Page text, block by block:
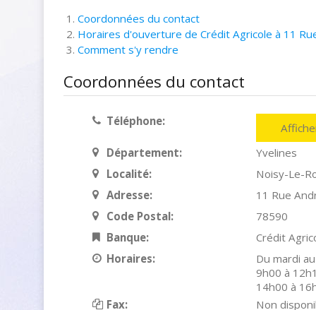
Coordonnées du contact
Horaires d'ouverture de Crédit Agricole à 11
Comment s'y rendre
Coordonnées du contact
Téléphone:
Département:
Yvelines
Localité:
Noisy-Le-
Adresse:
11 Rue
Code Postal:
78590
Banque:
Crédit
Horaires:
Du mardi
9h00 à
14h00 à
Fax:
Non